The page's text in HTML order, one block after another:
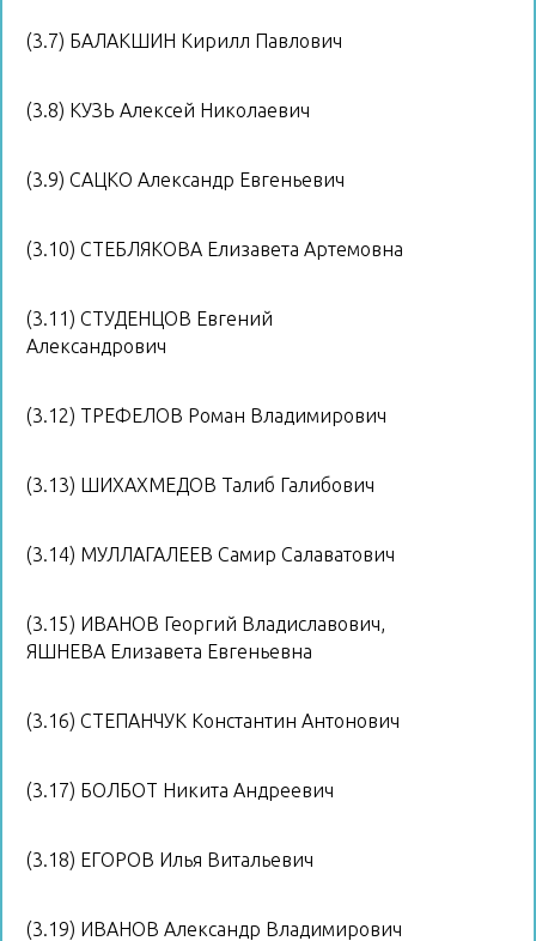
(3.7) БАЛАКШИН Кирилл Павлович
(3.8) КУЗЬ Алексей Николаевич
(3.9) САЦКО Александр Евгеньевич
(3.10) СТЕБЛЯКОВА Елизавета Артемовна
(3.11) СТУДЕНЦОВ Евгений
Александрович
(3.12) ТРЕФЕЛОВ Роман Владимирович
(3.13) ШИХАХМЕДОВ Талиб Галибович
(3.14) МУЛЛАГАЛЕЕВ Самир Салаватович
(3.15) ИВАНОВ Георгий Владиславович,
ЯШНЕВА Елизавета Евгеньевна
(3.16) СТЕПАНЧУК Константин Антонович
(3.17) БОЛБОТ Никита Андреевич
(3.18) ЕГОРОВ Илья Витальевич
(3.19) ИВАНОВ Александр Владимирович